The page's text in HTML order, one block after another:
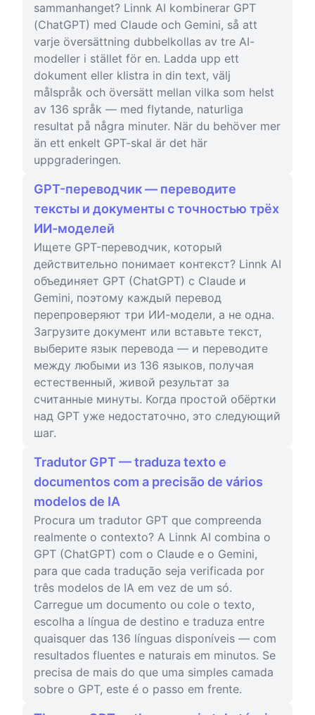
sammanhanget? Linnk AI kombinerar GPT
(ChatGPT) med Claude och Gemini, så att
varje översättning dubbelkollas av tre AI-
modeller i stället för en. Ladda upp ett
dokument eller klistra in din text, välj
målspråk och översätt mellan vilka som helst
av 136 språk — med flytande, naturliga
resultat på några minuter. När du behöver mer
än ett enkelt GPT-skal är det här
uppgraderingen.
GPT-переводчик — переводите
тексты и документы с точностью трёх
ИИ-моделей
Ищете GPT-переводчик, который
действительно понимает контекст? Linnk AI
объединяет GPT (ChatGPT) с Claude и
Gemini, поэтому каждый перевод
перепроверяют три ИИ-модели, а не одна.
Загрузите документ или вставьте текст,
выберите язык перевода — и переводите
между любыми из 136 языков, получая
естественный, живой результат за
считанные минуты. Когда простой обёртки
над GPT уже недостаточно, это следующий
шаг.
Tradutor GPT — traduza texto e
documentos com a precisão de vários
modelos de IA
Procura um tradutor GPT que compreenda
realmente o contexto? A Linnk AI combina o
GPT (ChatGPT) com o Claude e o Gemini,
para que cada tradução seja verificada por
três modelos de IA em vez de um só.
Carregue um documento ou cole o texto,
escolha a língua de destino e traduza entre
quaisquer das 136 línguas disponíveis — com
resultados fluentes e naturais em minutos. Se
precisa de mais do que uma simples camada
sobre o GPT, este é o passo em frente.